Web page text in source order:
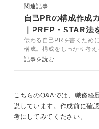
縮し、新規開拓と既存深
的な施策と成果を述べま
そして、「この課題抽
業種を問わず応用可能
上に寄与できます」と再
への抱負で締めれば、
己PRが完成します。
関連記事
自己PRの構成作成
｜PREP・STAR法
作成法を伝授
伝わる自己PRを書くため
構成。構成をしっかり考え
で、採用担当者に響く自己
広く解説しています。最後
も豊富に紹介しています。
記事を読む
こちらのQ&Aでは、職務経
説しています。作成前に確
考にしてみてください。